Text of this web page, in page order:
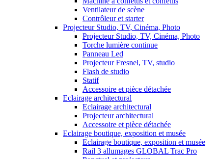
Ventilateur de scène
Contrôleur et starter
Projecteur Studio, TV, Cinéma, Photo
Projecteur Studio, TV, Cinéma, Photo
Torche lumière continue
Panneau Led
Projecteur Fresnel, TV, studio
Flash de studio
Statif
Accessoire et pièce détachée
Eclairage architectural
Eclairage architectural
Projecteur architectural
Accessoire et pièce détachée
Eclairage boutique, exposition et musée
Eclairage boutique, exposition et musée
Rail 3 allumages GLOBAL Trac Pro